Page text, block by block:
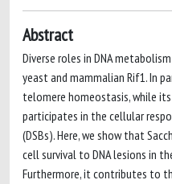
Abstract
Diverse roles in DNA
yeast and mammalian Rif1. In
telomere homeostasis, while
participates in the cellular
(DSBs). Here, we show that
cell survival to DNA lesions in
Furthermore, it contributes to